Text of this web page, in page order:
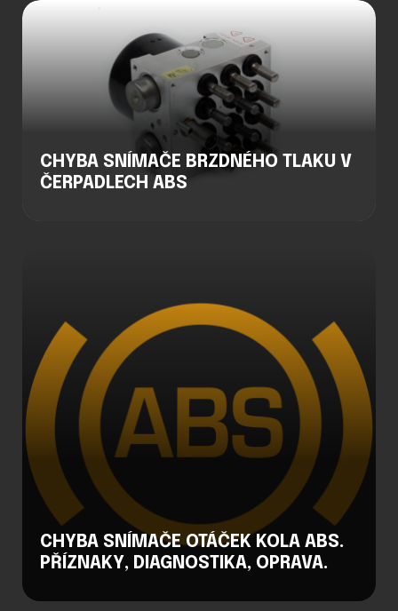
CHYBA SNÍMAČE BRZDNÉHO TLAKU V
ČERPADLECH ABS
CHYBA SNÍMAČE OTÁČEK KOLA ABS.
PŘÍZNAKY, DIAGNOSTIKA, OPRAVA.